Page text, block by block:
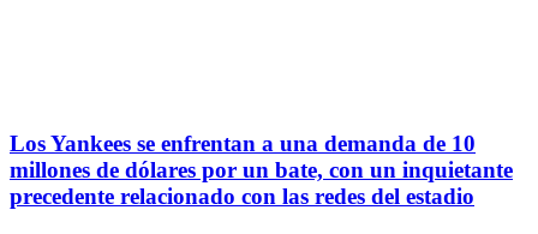
Los Yankees se enfrentan a una demanda de 10
millones de dólares por un bate, con un inquietante
precedente relacionado con las redes del estadio